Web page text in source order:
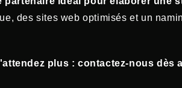
des sites web optimisés et un
plus : contactez-nous dès